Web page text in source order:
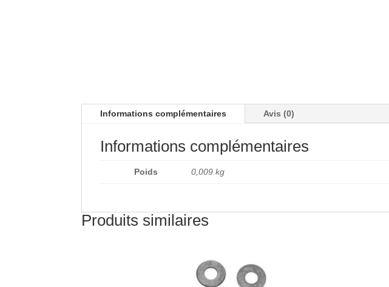
Informations complémentaires Avis (0)
Informations complémentaires
Poids 0,009 kg
Produits similaires